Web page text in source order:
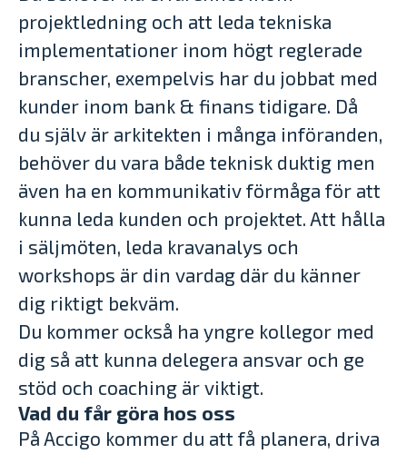
projektledning och att leda tekniska
implementationer inom högt reglerade
branscher, exempelvis har du jobbat med
kunder inom bank & finans tidigare. Då
du själv är arkitekten i många införanden,
behöver du vara både teknisk duktig men
även ha en kommunikativ förmåga för att
kunna leda kunden och projektet. Att hålla
i säljmöten, leda kravanalys och
workshops är din vardag där du känner
dig riktigt bekväm.
Du kommer också ha yngre kollegor med
dig så att kunna delegera ansvar och ge
stöd och coaching är viktigt.
Vad du får göra hos oss
På Accigo kommer du att få planera, driva